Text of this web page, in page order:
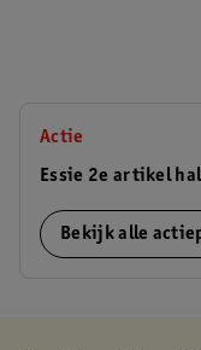
Actie
Essie 2e artikel
Bekijk alle